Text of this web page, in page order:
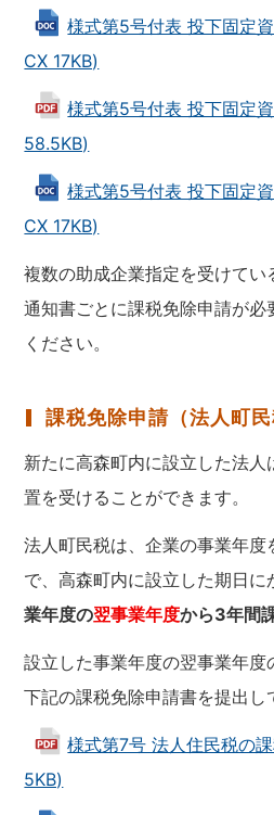
様式第5号付表 投下固定
CX 17KB)
様式第5号付表 投下固定
58.5KB)
様式第5号付表 投下固定
CX 17KB)
複数の助成企業指定を受けて
通知書ごとに課税免除申請が
ください。
課税免除申請（法人町民
新たに高森町内に設立した法
置を受けることができます。
法人町民税は、企業の事業年
で、高森町内に設立した期日に
業年度の翌事業年度から3年間
設立した事業年度の翌事業年度
下記の課税免除申請書を提出し
様式第7号 法人住民税の
5KB)